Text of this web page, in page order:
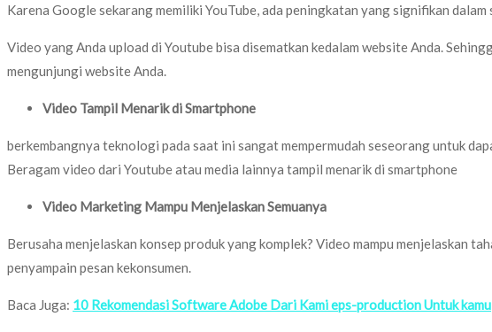
Karena Google sekarang memiliki YouTube, ada peningkatan yang signifikan
Video yang Anda upload di Youtube bisa disematkan kedalam website Anda.
mengunjungi website Anda.
Video Tampil Menarik di Smartphone
berkembangnya teknologi pada saat ini sangat mempermudah seseorang untuk
Beragam video dari Youtube atau media lainnya tampil menarik di smartphone
Video Marketing Mampu Menjelaskan Semuanya
Berusaha menjelaskan konsep produk yang komplek? Video mampu menjelaskan
penyampain pesan kekonsumen.
Baca Juga: 10 Rekomendasi Software Adobe Dari Kami eps-production Untuk kamu